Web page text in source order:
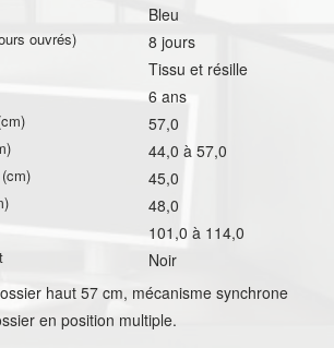
Bleu
ouvrés) 8 jours
Tissu et résille
6 ans
57,0
44,0 à 57,0
45,0
48,0
101,0 à 114,0
Noir
haut 57 cm, mécanisme synchrone
en position multiple.